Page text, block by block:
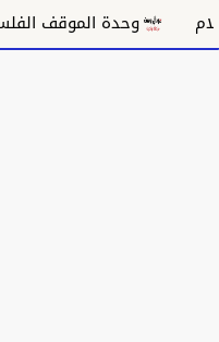
وحدة الموقف الفلسطيني